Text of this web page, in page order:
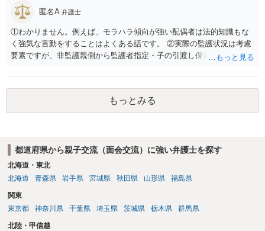
匿名A 弁護士
①わかりません。例えば、モラハラ傾向が強い配偶者は法的知識もな
く強気な言動をすることはよくある話です。 ②実際の監護状況は考慮
要素ですが、非監護親側から監護者指定・子の引渡し保全処分が申し
すべきでないというのが実務の考え方ではないかと思います。 ③あな
たが主たる監護者なのであれば監護者指定等の審判が認められる可能
性はあるでしょう。ただ、本案の前に保全処分（仮処分）を先行して
出すことには慎重になる（本案と同時に判断する）事案もあります。
もっとみる
都道府県から親子交流（面会交流）に強い弁護士を探す
北海道・東北
北海道
青森県 岩手県 宮城県 秋田県 山形県 福島県
関東
東京都
神奈川県 千葉県 埼玉県 茨城県 栃木県 群馬県
北陸・甲信越